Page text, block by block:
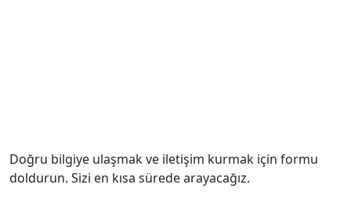
Doğru bilgiye ulaşmak ve iletişim kurmak için formu
doldurun. Sizi en kısa sürede arayacağız.